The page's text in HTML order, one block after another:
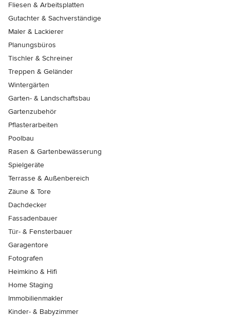
Fliesen & Arbeitsplatten
Gutachter & Sachverständige
Maler & Lackierer
Planungsbüros
Tischler & Schreiner
Treppen & Geländer
Wintergärten
Garten- & Landschaftsbau
Gartenzubehör
Pflasterarbeiten
Poolbau
Rasen & Gartenbewässerung
Spielgeräte
Terrasse & Außenbereich
Zäune & Tore
Dachdecker
Fassadenbauer
Tür- & Fensterbauer
Garagentore
Fotografen
Heimkino & Hifi
Home Staging
Immobilienmakler
Kinder- & Babyzimmer